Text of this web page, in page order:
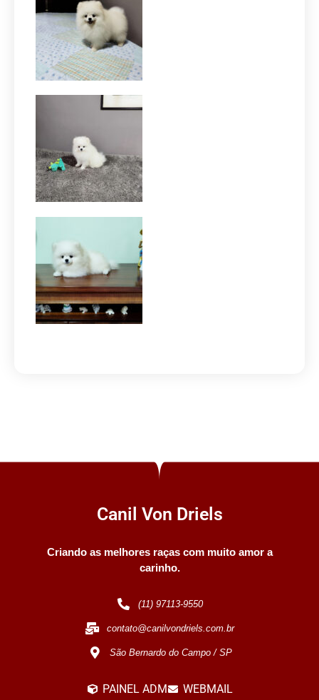
Canil Von Driels
Criando as melhores raças com muito amor a
carinho.
(11) 97113-9550
contato@canilvondriels.com.br
São Bernardo do Campo / SP
PAINEL ADM WEBMAIL